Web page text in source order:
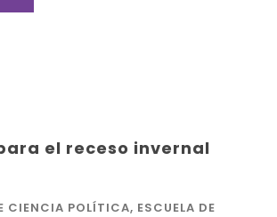
el receso invernal
CIENCIA POLÍTICA, ESCUELA DE